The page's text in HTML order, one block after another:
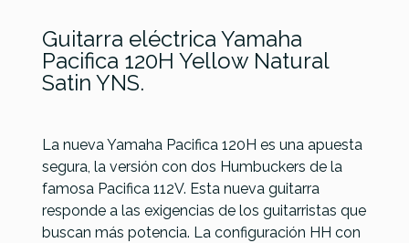
Guitarra eléctrica Yamaha
Pacifica 120H Yellow Natural
Satin YNS.
La nueva Yamaha Pacifica 120H es una apuesta
segura, la versión con dos Humbuckers de la
famosa Pacifica 112V. Esta nueva guitarra
responde a las exigencias de los guitarristas que
buscan más potencia. La configuración HH con
ReferenciaGUITELEYAM085
Yamaha
Pacifica
112V YNS
Remote
Yamaha
Pacifica
112VM IB
Remote
Yamaha
Pacifica
112VM RM
Remote
Yamaha
Pacifica
112VM SP
Remote